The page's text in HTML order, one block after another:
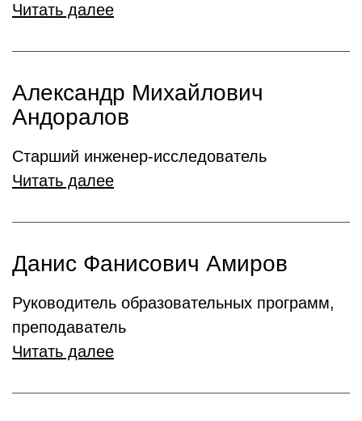
Читать далее
Александр Михайлович
Андоралов
Старший инженер-исследователь
Читать далее
Данис Фанисович Амиров
Руководитель образовательных программ,
преподаватель
Читать далее